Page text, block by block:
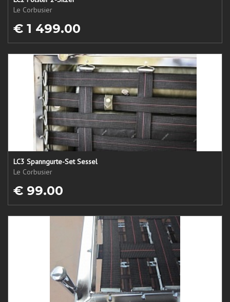
Le Corbusier
€ 1 499.00
LC3 Spanngurte-Set Sessel
Le Corbusier
€ 99.00